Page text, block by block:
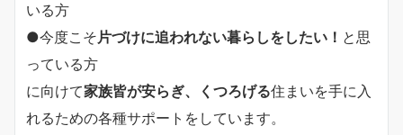
いる方
●今度こそ片づけに追われない暮らしをしたい！ と思
っている方
に向けて家族皆が安らぎ、くつろげる住まいを手に入
れるための各種サポートをしています。